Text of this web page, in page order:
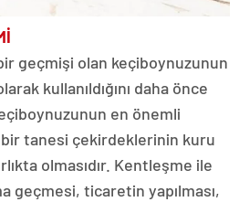
geçmişi olan keçiboynuzunun
kullanıldığını daha önce
en önemli
tanesi çekirdeklerinin kuru
olmasıdır. Kentleşme ile
geçmesi, ticaretin yapılması,